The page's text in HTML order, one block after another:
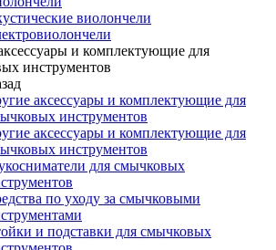
виолончели
и комплектующие для
инструментов
аксессуары и комплектующие для
инструментов
аксессуары и комплектующие для
инструментов
для смычковых
по уходу за смычковыми
и подставки для смычковых